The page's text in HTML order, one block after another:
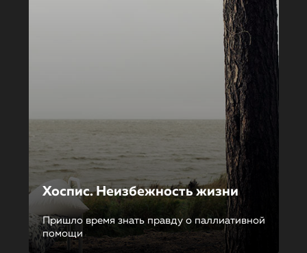
Хоспис. Неизбежность жизни
Пришло время знать правду о паллиативной
помощи